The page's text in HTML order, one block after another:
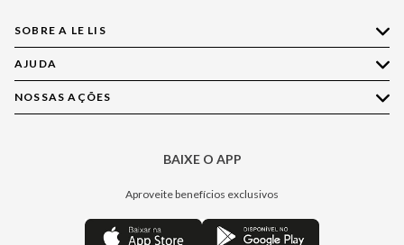
SOBRE A LE LIS
Quem Somos
Nossas Lojas
Política de Privacidade
Central de Preferências
AJUDA
Compre pelo WhatsApp
Central de Relacionamento
NOSSAS AÇÕES
BAIXE O APP
Aproveite benefícios exclusivos